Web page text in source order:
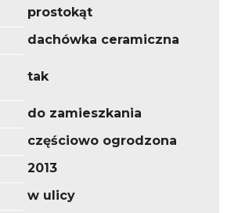
prostokąt
dachówka ceramiczna
tak
do zamieszkania
częściowo ogrodzona
2013
w ulicy